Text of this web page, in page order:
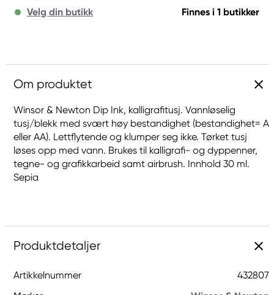
Velg din butikk Finnes i 1 butikker
Om produktet
Winsor & Newton Dip Ink, kalligrafitusj. Vannløselig
tusj/blekk med svært høy bestandighet (bestandighet= A
eller AA). Lettflytende og klumper seg ikke. Tørket tusj
løses opp med vann. Brukes til kalligrafi- og dyppenner,
tegne- og grafikkarbeid samt airbrush. Innhold 30 ml.
Sepia
Produktdetaljer
Artikkelnummer
432807